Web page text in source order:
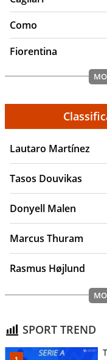
un comportamento
avversarie
Il Sassuolo gioca al
che si trova proprio
Como
Fiorentina
Lautaro Martínez
Tasos Douvikas
Donyell Malen
Marcus Thuram
Rasmus Højlund
SPORT TREND